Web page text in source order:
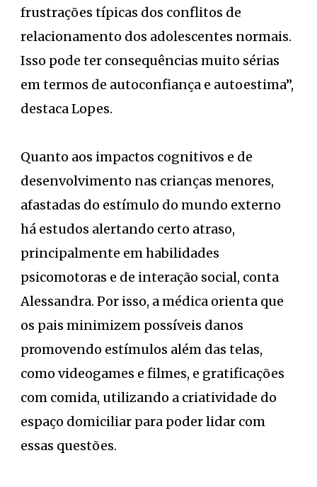
frustrações típicas dos conflitos de
relacionamento dos adolescentes normais.
Isso pode ter consequências muito sérias
em termos de autoconfiança e autoestima”,
destaca Lopes.
Quanto aos impactos cognitivos e de
desenvolvimento nas crianças menores,
afastadas do estímulo do mundo externo
há estudos alertando certo atraso,
principalmente em habilidades
psicomotoras e de interação social, conta
Alessandra. Por isso, a médica orienta que
os pais minimizem possíveis danos
promovendo estímulos além das telas,
como videogames e filmes, e gratificações
com comida, utilizando a criatividade do
espaço domiciliar para poder lidar com
essas questões.